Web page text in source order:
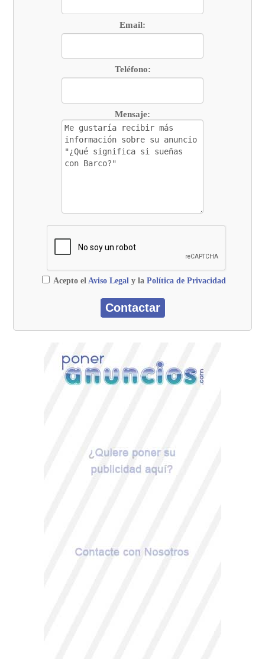
Email:
Teléfono:
Mensaje:
Acepto el Aviso Legaly la Política de Privacidad